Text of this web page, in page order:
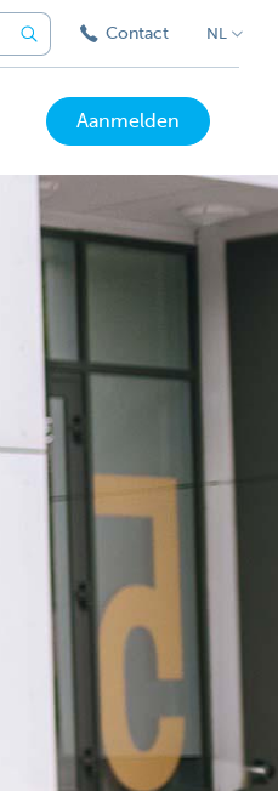
Contact NL
Aanmelden